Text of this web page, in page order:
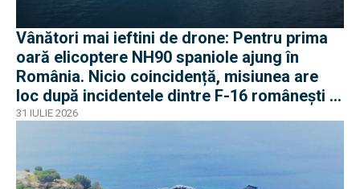
Vânători mai ieftini de drone: Pentru prima
oară elicoptere NH90 spaniole ajung în
România. Nicio coincidență, misiunea are
loc după incidentele dintre F-16 românești și
dronele ruse
31 IULIE 2026